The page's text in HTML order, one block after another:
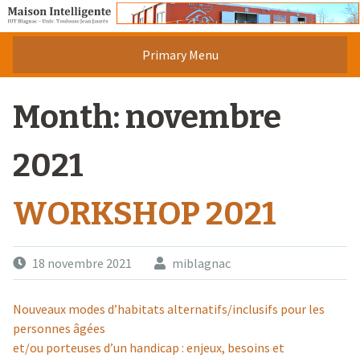
Skip
to
Primary Menu
Month:novembre
2021
WORKSHOP 2021
18 novembre 2021 miblagnac
Nouveaux modes d’habitats alternatifs/inclusifs pour les
personnes âgées
et/ou porteuses d’un handicap : enjeux, besoins et